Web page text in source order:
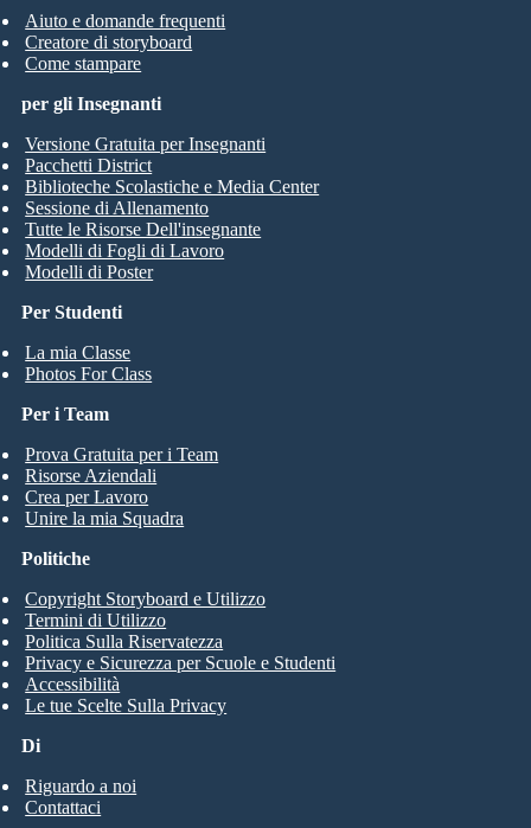
Aiuto e domande frequenti
Creatore di storyboard
Come stampare
Per Studenti
La mia Classe
Photos For Class
per gli Insegnanti
Versione Gratuita per Insegnanti
Pacchetti District
Biblioteche Scolastiche e Media Center
Sessione di Allenamento
Tutte le Risorse Dell'insegnante
Modelli di Fogli di Lavoro
Modelli di Poster
Per i Team
Prova Gratuita per i Team
Risorse Aziendali
Crea per Lavoro
Unire la mia Squadra
Di
Riguardo a noi
Contattaci
Politiche
Copyright Storyboard e Utilizzo
Termini di Utilizzo
Politica Sulla Riservatezza
Privacy e Sicurezza per Scuole e Studenti
Accessibilità
Le tue Scelte Sulla Privacy